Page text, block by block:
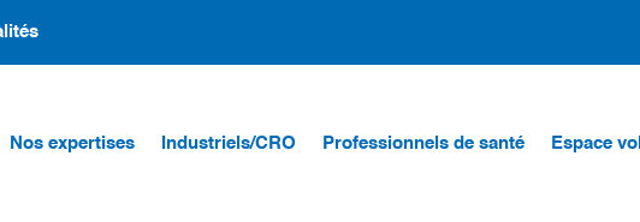
Nos expertises Industriels/CRO Professionnels de santé Espace